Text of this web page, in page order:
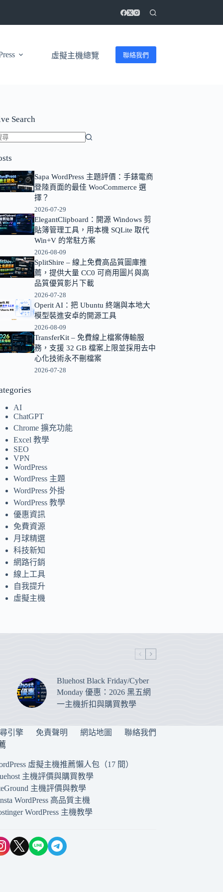
虛擬主機總覽 聯絡我們
Search
Sapa WordPress 主題評價：手錶電商
登陸頁面的最佳 WooCommerce 選
擇？
2026-07-29
ElegantClipboard：開源 Windows 剪
貼簿管理工具，用本機 SQLite 取代
Win+V 的常駐方案
2026-08-09
SplitShire – 線上免費高品質圖庫推
薦，提供大量 CC0 可商用圖片與高
品質優質影片下載
2026-07-28
Operit AI：把 Ubuntu 終端與本地大
模型裝進安卓的開源工具
2026-08-09
TransferKit – 免費線上檔案傳輸服
務，支援 32 GB 檔案上限並採用去中
心化技術永不刪檔案
2026-07-28
AI
ChatGPT
Chrome 擴充功能
Excel 教學
SEO
VPN
WordPress
WordPress 主題
WordPress 外掛
WordPress 教學
優惠資訊
免費資源
月球精選
科技新知
網路行銷
線上工具
自我提升
虛擬主機
Bluehost Black Friday/Cyber
Monday 優惠：2026 黑五網
一主機折扣與購買教學
引擎 免責聲明 網站地圖 聯絡我們
虛擬主機推薦懶人包（17 間）
主機評價與購買教學
主機評價與教學
WordPress 高品質主機
WordPress 主機教學